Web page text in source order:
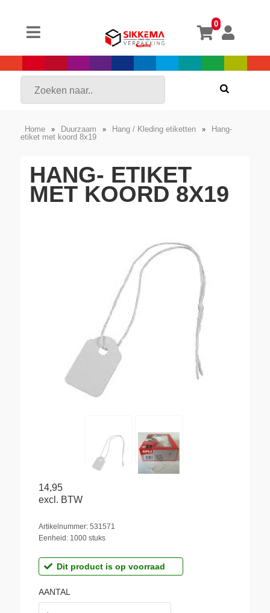
0
Home » Duurzaam » Hang / Kleding etiketten »
Hang-
etiket met koord 8x19
HANG- ETIKET
MET KOORD 8X19
14,95
excl. BTW
Artikelnummer: 531571
Eenheid: 1000 stuks
Dit product is op voorraad
AANTAL